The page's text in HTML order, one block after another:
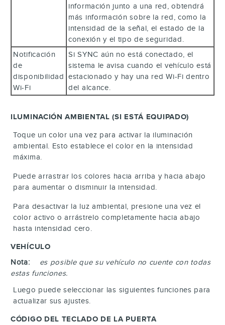
información junto a una red, obtendrá
más información sobre la red, como la
intensidad de la señal, el estado de la
conexión y el tipo de seguridad.
Notificación
de
disponibilidad
Wi-Fi
Si SYNC aún no está conectado, el
sistema le avisa cuando el vehículo está
estacionado y hay una red Wi-Fi dentro
del alcance.
ILUMINACIÓN AMBIENTAL (SI ESTÁ EQUIPADO)
Toque un color una vez para activar la iluminación
ambiental. Esto establece el color en la intensidad
máxima.
Puede arrastrar los colores hacia arriba y hacia abajo
para aumentar o disminuir la intensidad.
Para desactivar la luz ambiental, presione una vez el
color activo o arrástrelo completamente hacia abajo
hasta intensidad cero.
VEHÍCULO
Nota:
es posible que su vehículo no cuente con todas
estas funciones.
Luego puede seleccionar las siguientes funciones para
actualizar sus ajustes.
CÓDIGO DEL TECLADO DE LA PUERTA